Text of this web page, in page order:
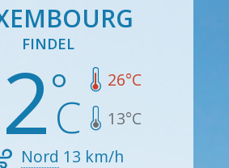
FINDEL
26°C
13°C
Nord 13 km/h